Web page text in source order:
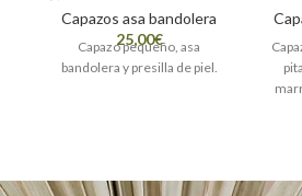
Capazos asa bandolera
€
Capazo pequeño, asa
bandolera y presilla de piel.